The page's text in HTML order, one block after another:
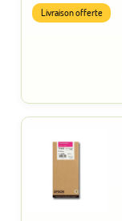
Livraison offerte